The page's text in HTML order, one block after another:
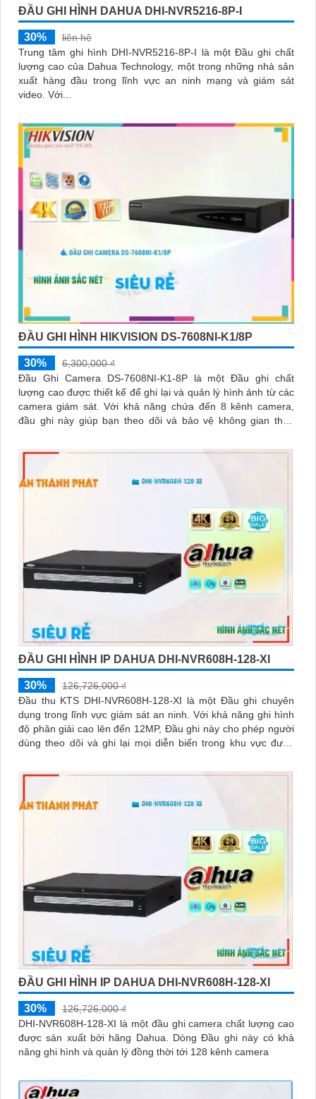
ĐẦU GHI HÌNH DAHUA DHI-NVR5216-8P-I
30%
liên hệ
Trung tâm ghi hình DHI-NVR5216-8P-I là một Đầu ghi chất
lượng cao của Dahua Technology, một trong những nhà sản
xuất hàng đầu trong lĩnh vực an ninh mạng và giám sát
video. Với...
ĐẦU GHI HÌNH HIKVISION DS-7608NI-K1/8P
30%
6,300,000 ₫
Đầu Ghi Camera DS-7608NI-K1-8P là một Đầu ghi chất
lượng cao được thiết kế để ghi lại và quản lý hình ảnh từ các
camera giám sát. Với khả năng chứa đến 8 kênh camera,
đầu ghi này giúp bạn theo dõi và bảo vệ không gian theo
ĐẦU GHI HÌNH IP DAHUA DHI-NVR608H-128-XI
30%
126,726,000 ₫
Đầu thu KTS DHI-NVR608H-128-XI là một Đầu ghi chuyên
dụng trong lĩnh vực giám sát an ninh. Với khả năng ghi hình
độ phân giải cao lên đến 12MP, Đầu ghi này cho phép người
dùng theo dõi và ghi lại mọi diễn biến trong khu vực được
ĐẦU GHI HÌNH IP DAHUA DHI-NVR608H-128-XI
30%
126,726,000 ₫
DHI-NVR608H-128-XI là một đầu ghi camera chất lượng cao
được sản xuất bởi hãng Dahua. Dòng Đầu ghi này có khả
năng ghi hình và quản lý đồng thời tới 128 kênh camera